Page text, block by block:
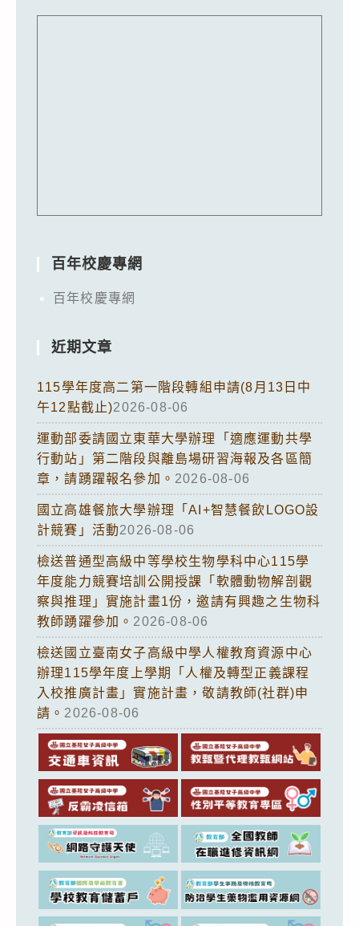
百年校慶專網
百年校慶專網
近期文章
115學年度高二第一階段轉組申請(8月13日中
午12點截止)2026-08-06
運動部委請國立東華大學辦理「適應運動共學
行動站」第二階段與離島場研習海報及各區簡
章，請踴躍報名參加。 2026-08-06
國立高雄餐旅大學辦理「AI+智慧餐飲LOGO設
計競賽」活動2026-08-06
檢送普通型高級中等學校生物學科中心115學
年度能力競賽培訓公開授課「軟體動物解剖觀
察與推理」實施計畫1份，邀請有興趣之生物科
教師踴躍參加。 2026-08-06
檢送國立臺南女子高級中學人權教育資源中心
辦理115學年度上學期「人權及轉型正義課程
入校推廣計畫」實施計畫，敬請教師(社群)申
請。 2026-08-06